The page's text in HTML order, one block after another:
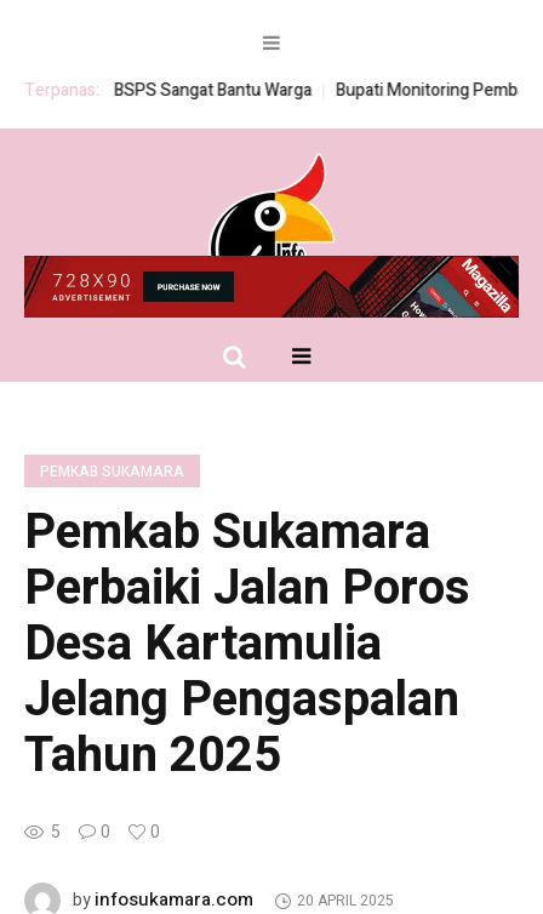
Terpanas:BSPS Sangat Bantu Warga Bupati Monitoring Pembagian
PEMKAB SUKAMARA
Pemkab Sukamara
Perbaiki Jalan Poros
Desa Kartamulia
Jelang Pengaspalan
Tahun 2025
5 0 0
byinfosukamara.com 20 APRIL 2025